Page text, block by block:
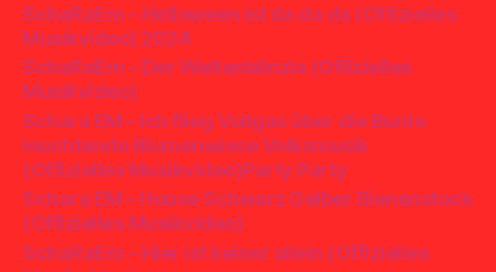
SchaRaEm – Helloween ist da da da (Offizielles
Musikvideo) 2024
SchaRaEm – Der Weltenblinzla (Offizielles
Musikvideo)
Schara EM – Ich flieg Vollgas über die Bunte
leuchtende Blumenwiese Volksmusik
(Offizielles Musikvideo)Party Party
Schara EM – House Schwarz Gelber Bienenstock
(Offizielles Musikvideo)
SchaRaEm – Hier ist keiner allein (Offizielles